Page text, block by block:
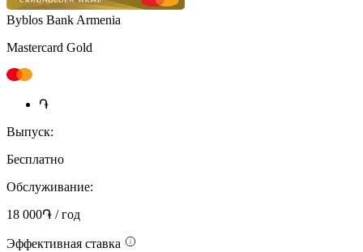
Byblos Bank Armenia
Mastercard Gold
֏
Выпуск:
Бесплатно
Обслуживание:
18 000֏ / год
Эффективная ставка